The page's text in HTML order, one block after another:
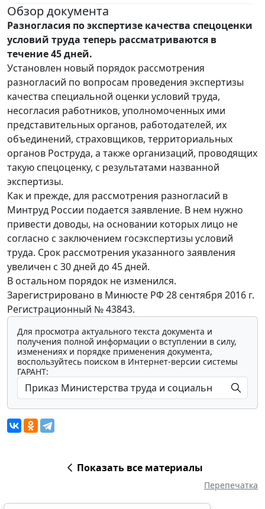
Обзор документа
Разногласия по экспертизе качества спецоценки
условий труда теперь рассматриваются в
течение 45 дней.
Установлен новый порядок рассмотрения
разногласий по вопросам проведения экспертизы
качества специальной оценки условий труда,
несогласия работников, уполномоченных ими
представительных органов, работодателей, их
объединений, страховщиков, территориальных
органов Роструда, а также организаций, проводящих
такую спецоценку, с результатами названной
экспертизы.
Как и прежде, для рассмотрения разногласий в
Минтруд России подается заявление. В нем нужно
привести доводы, на основании которых лицо не
согласно с заключением госэкспертизы условий
труда. Срок рассмотрения указанного заявления
увеличен с 30 дней до 45 дней.
В остальном порядок не изменился.
Зарегистрировано в Минюсте РФ 28 сентября 2016 г.
Регистрационный № 43843.
Для просмотра актуального текста документа и
получения полной информации о вступлении в силу,
изменениях и порядке применения документа,
воспользуйтесь поиском в Интернет-версии системы
ГАРАНТ:
Показать все материалы
Перепечатка